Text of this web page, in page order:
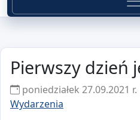
Pierwszy dzień
poniedziałek 27.09.2021
Wydarzenia